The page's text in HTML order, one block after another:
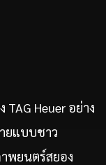
Heuer อย่าง
ยแบบชาว
พยนตร์สยอง